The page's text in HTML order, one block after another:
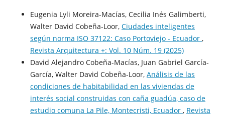
Eugenia Lyli Moreira-Macías, Cecilia Inés Galimberti,
Walter David Cobeña-Loor, Ciudades inteligentes
según norma ISO 37122: Caso Portoviejo - Ecuador ,
Revista Arquitectura +: Vol. 10 Núm. 19 (2025)
David Alejandro Cobeña-Macías, Juan Gabriel García-
García, Walter David Cobeña-Loor, Análisis de las
condiciones de habitabilidad en las viviendas de
interés social construidas con caña guadúa, caso de
estudio comuna La Pile, Montecristi, Ecuador , Revista